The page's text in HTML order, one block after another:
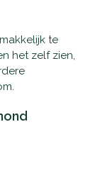
te
het zelf zien,